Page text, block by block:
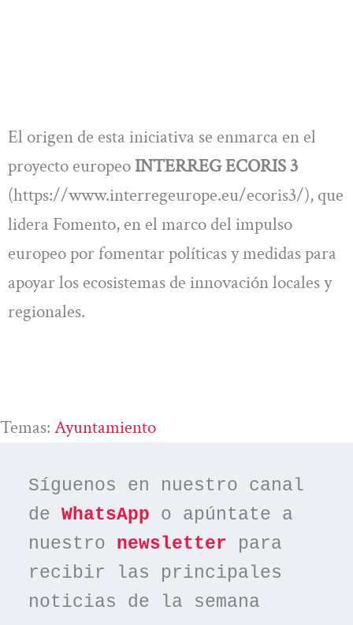
El origen de esta iniciativa se enmarca en el
proyecto europeo INTERREG ECORIS 3
(https://www.interregeurope.eu/ecoris3/), que
lidera Fomento, en el marco del impulso
europeo por fomentar políticas y medidas para
apoyar los ecosistemas de innovación locales y
regionales.
Temas: Ayuntamiento
Síguenos en nuestro canal
de WhatsApp o apúntate a
nuestro newsletter para
recibir las principales
noticias de la semana